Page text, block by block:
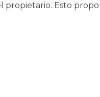
propietario. Esto